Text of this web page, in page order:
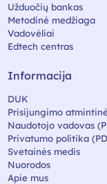
Užduočių bankas
Metodinė medžiaga
Vadovėliai
Edtech centras
Informacija
DUK
Prisijungimo
Naudotojo vadovas
Privatumo politika
Svetainės medis
Nuorodos
Apie mus